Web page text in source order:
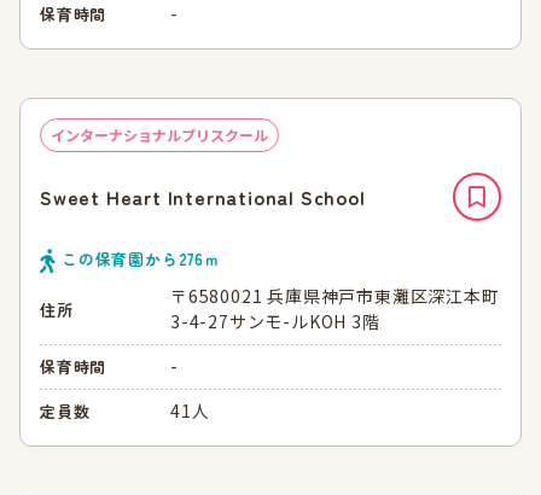
保育時間 -
インターナショナルプリスクール
Sweet Heart International School
この保育園から 276ｍ
住所
〒6580021 兵庫県神戸市東灘区深江本町
3-4-27サンモ-ルKOH 3階
保育時間 -
定員数 41人